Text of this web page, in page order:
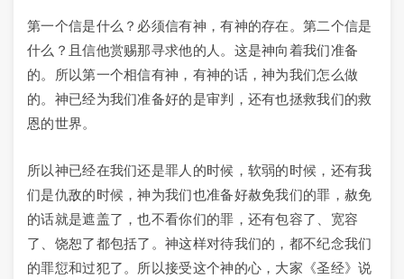
第一个信是什么？必须信有神，有神的存在。第二个信是
什么？且信他赏赐那寻求他的人。这是神向着我们准备
的。所以第一个相信有神，有神的话，神为我们怎么做
的。神已经为我们准备好的是审判，还有也拯救我们的救
恩的世界。
所以神已经在我们还是罪人的时候，软弱的时候，还有我
们是仇敌的时候，神为我们也准备好赦免我们的罪，赦免
的话就是遮盖了，也不看你们的罪，还有包容了、宽容
了、饶恕了都包括了。神这样对待我们的，都不纪念我们
的罪愆和过犯了。所以接受这个神的心，大家《圣经》说